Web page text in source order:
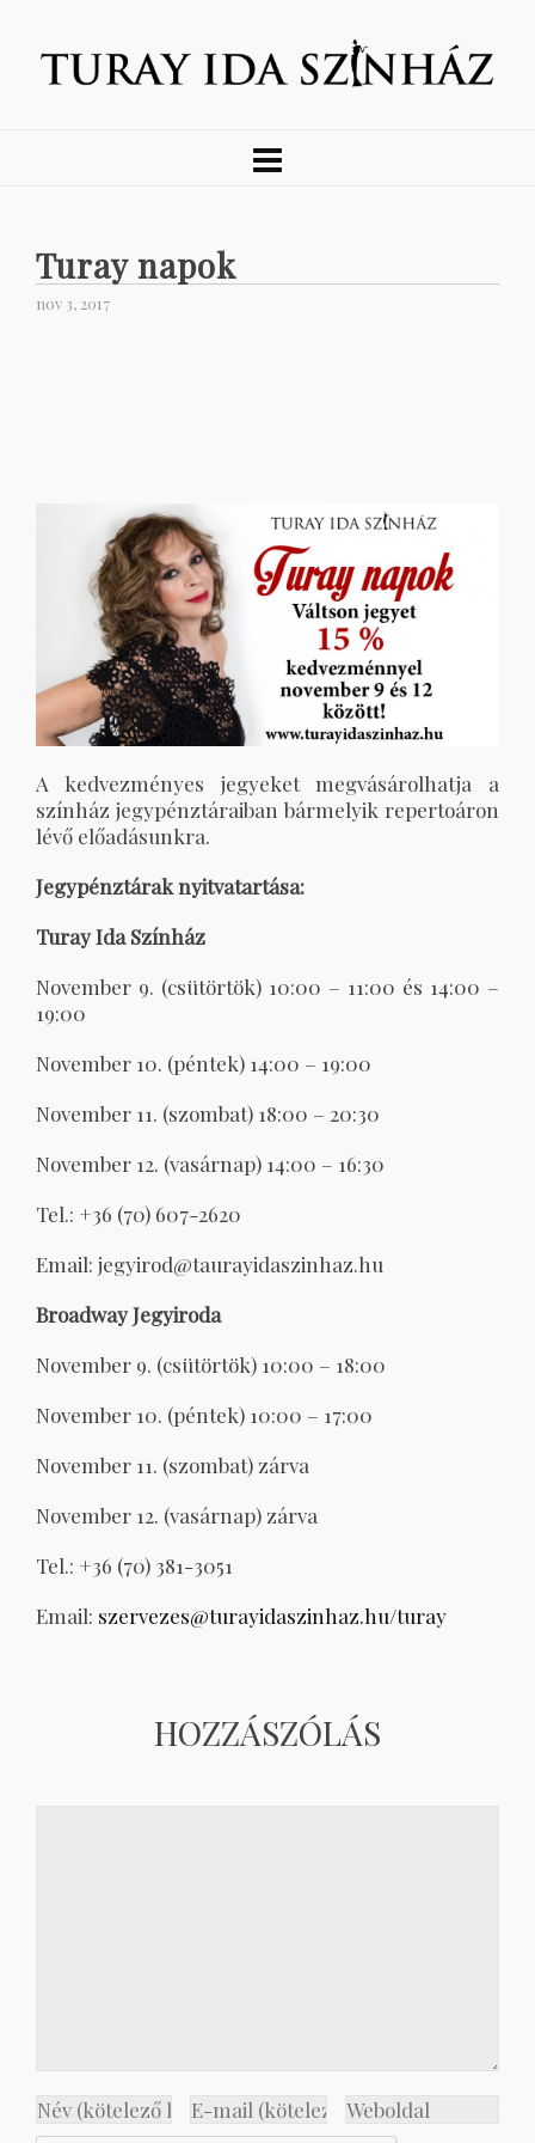
Turay napok
nov 3, 2017
A kedvezményes jegyeket megvásárolhatja a
színház jegypénztáraiban bármelyik repertoáron
lévő előadásunkra.
Jegypénztárak nyitvatartása:
Turay Ida Színház
November 9. (csütörtök) 10:00 – 11:00 és 14:00 –
19:00
November 10. (péntek) 14:00 – 19:00
November 11. (szombat) 18:00 – 20:30
November 12. (vasárnap) 14:00 – 16:30
Tel.: +36 (70) 607-2620
Email: jegyirod@taurayidaszinhaz.hu
Broadway Jegyiroda
November 9. (csütörtök) 10:00 – 18:00
November 10. (péntek) 10:00 – 17:00
November 11. (szombat) zárva
November 12. (vasárnap) zárva
Tel.: +36 (70) 381-3051
Email: szervezes@turayidaszinhaz.hu/turay
HOZZÁSZÓLÁS